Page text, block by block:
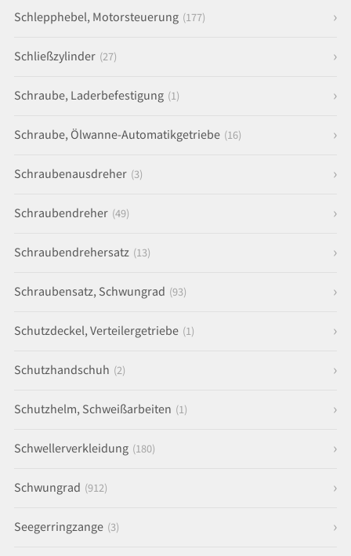
Schlepphebel, Motorsteuerung (177)
Schließzylinder (27)
Schraube, Laderbefestigung (1)
Schraube, Ölwanne-Automatikgetriebe (16)
Schraubenausdreher (3)
Schraubendreher (49)
Schraubendrehersatz (13)
Schraubensatz, Schwungrad (93)
Schutzdeckel, Verteilergetriebe (1)
Schutzhandschuh (2)
Schutzhelm, Schweißarbeiten (1)
Schwellerverkleidung (180)
Schwungrad (912)
Seegerringzange (3)